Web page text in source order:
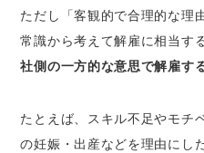
ただし「客観的で合理的な理
常識から考えて解雇に相当す
社側の一方的な意思で解雇す
たとえば、スキル不足やモチ
の妊娠・出産などを理由にし